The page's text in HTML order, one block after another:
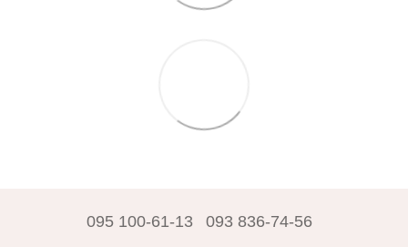
095 100-61-13 093 836-74-56